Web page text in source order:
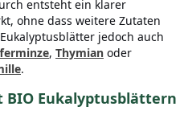
entsteht ein klarer
ohne dass weitere Zutaten
jedoch auch
, Thymian oder
.
BIO Eukalyptusblättern